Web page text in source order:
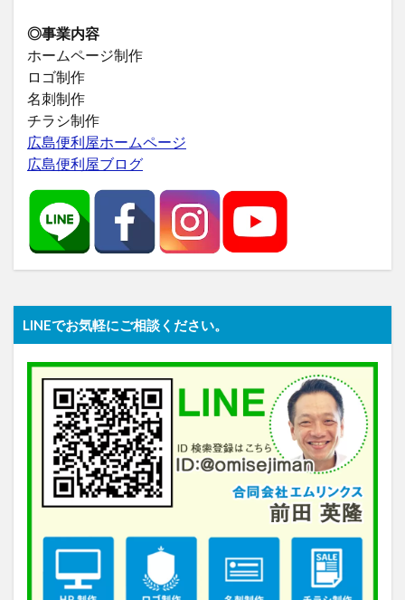
◎事業内容
ホームページ制作
ロゴ制作
名刺制作
チラシ制作
広島便利屋ホームページ
広島便利屋ブログ
LINEでお気軽にご相談ください。